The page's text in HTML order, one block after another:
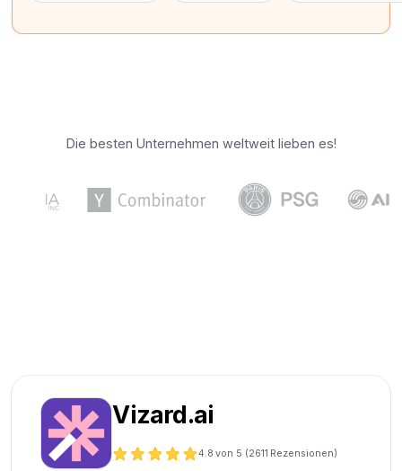
Die besten Unternehmen weltweit lieben es!
Vizard.ai
4.8 von 5 (2611 Rezensionen)